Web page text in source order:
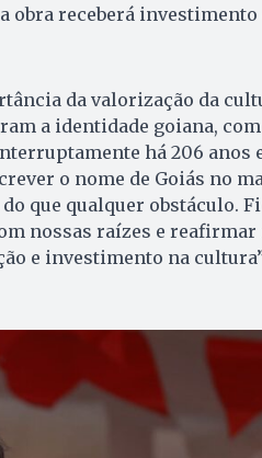
obra receberá investimento
da valorização da
a identidade goiana,
há 206 anos
o nome de Goiás no
que qualquer obstáculo.
nossas raízes e reafirmar
e investimento na